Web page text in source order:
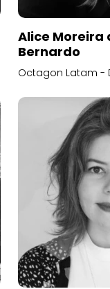
Alice
Bernardo
Octagon Latam -